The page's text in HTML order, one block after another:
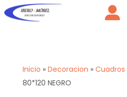
Inicio » Decoracion » Cuadros
80*120 NEGRO